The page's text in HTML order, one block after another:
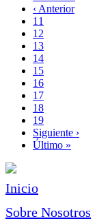
Paginación
página
Página
anterior
‹ Anterior
Page
11
Page
12
Page
13
Page
14
Página
actual
15
Page
16
Page
17
Page
18
Page
19
Siguiente
página
Siguiente ›
Última
Último »
Inicio
Sobre Nosotros